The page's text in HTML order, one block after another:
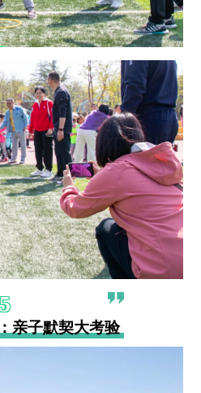
亲子默契大考验